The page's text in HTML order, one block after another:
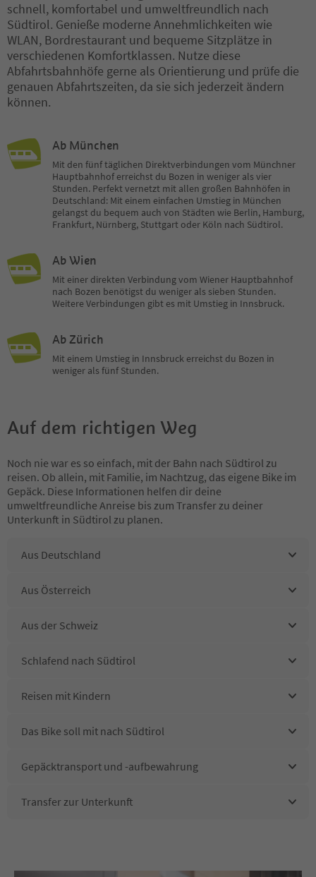
schnell, komfortabel und umweltfreundlich nach
Südtirol. Genieße moderne Annehmlichkeiten wie
WLAN, Bordrestaurant und bequeme Sitzplätze in
verschiedenen Komfortklassen. Nutze diese
Abfahrtsbahnhöfe gerne als Orientierung und prüfe die
genauen Abfahrtszeiten, da sie sich jederzeit ändern
können.
Ab München
Mit den fünf täglichen Direktverbindungen vom Münchner
Hauptbahnhof erreichst du Bozen in weniger als vier
Stunden. Perfekt vernetzt mit allen großen Bahnhöfen in
Deutschland: Mit einem einfachen Umstieg in München
gelangst du bequem auch von Städten wie Berlin, Hamburg,
Frankfurt, Nürnberg, Stuttgart oder Köln nach Südtirol.
Ab Wien
Mit einer direkten Verbindung vom Wiener Hauptbahnhof
nach Bozen benötigst du weniger als sieben Stunden​.
Weitere Verbindungen gibt es mit Umstieg in Innsbruck.
Ab Zürich
Mit einem Umstieg in Innsbruck erreichst du Bozen in
weniger als fünf Stunden.
Auf dem richtigen Weg
Noch nie war es so einfach, mit der Bahn nach Südtirol zu
reisen. Ob allein, mit Familie, im Nachtzug, das eigene Bike im
Gepäck. Diese Informationen helfen dir deine
umweltfreundliche Anreise bis zum Transfer zu deiner
Unterkunft in Südtirol zu planen.
Aus Deutschland
Aus Österreich
Aus der Schweiz
Schlafend nach Südtirol
Reisen mit Kindern
Das Bike soll mit nach Südtirol
Gepäcktransport und -aufbewahrung
Transfer zur Unterkunft